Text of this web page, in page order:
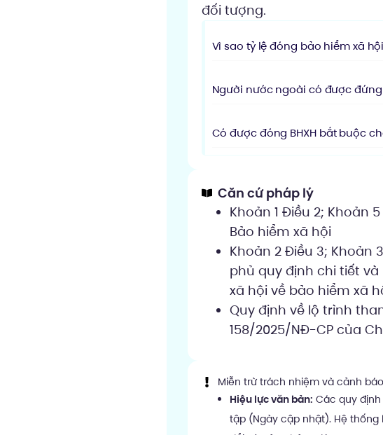
đối tượng.
Vì sao tỷ lệ đóng bảo hiểm xã hội
Người nước ngoài có được
Có được đóng BHXH bắt buộc
Căn cứ pháp lý
Khoản 1 Điều 2; Khoản
Bảo hiểm xã hội
Khoản 2 Điều 3; Khoản
phủ quy định chi tiết
xã hội về bảo hiểm xã
Quy định về lộ trình
158/2025/NĐ-CP của
Miễn trừ trách nhiệm và cảnh
Hiệu lực văn bản: Các quy
tập (Ngày cập nhật). Hệ thống